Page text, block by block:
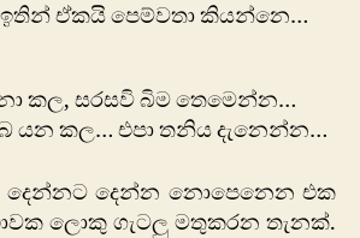
‍ඒකයි පෙම්වතා කියන්නෙ…
කල, සරසවි බිම තෙමෙන්න…
යන කල… එපා තනිය දැනෙන්න…
දෙන්නට දෙන්න නොපෙනෙන එක
ලොකු ගැටලු මතුකරන තැනක්.